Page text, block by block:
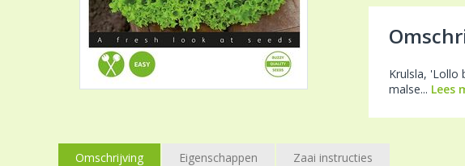
Krulsla, 'Lollo
malse... Lees
Omschrijving Eigenschappen Zaai instructies